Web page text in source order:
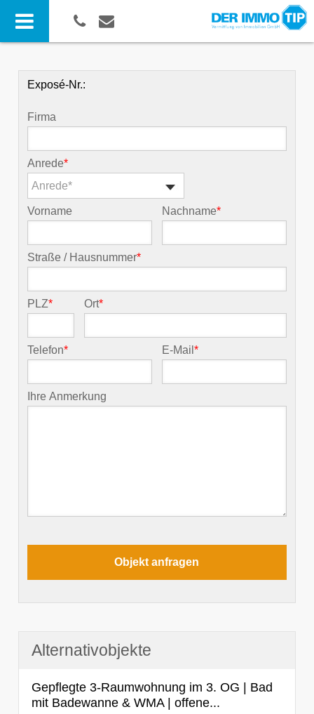
Exposé-Nr.:
Firma
Anrede*
Anrede*
Vorname Nachname*
Straße / Hausnummer*
PLZ* Ort*
Telefon* E-Mail*
Ihre Anmerkung
Alternativobjekte
Gepflegte 3-Raumwohnung im 3. OG | Bad
mit Badewanne & WMA | offene...